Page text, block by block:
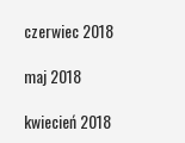
czerwiec 2018
maj 2018
kwiecień 2018